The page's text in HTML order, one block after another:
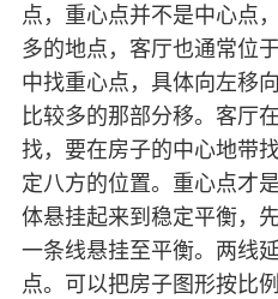
点，重心点并不是中心点
多的地点，客厅也通常位
中找重心点，具体向左移
比较多的那部分移。客厅
找，要在房子的中心地带
定八方的位置。重心点才
体悬挂起来到稳定平衡，
一条线悬挂至平衡。两线
点。可以把房子图形按比